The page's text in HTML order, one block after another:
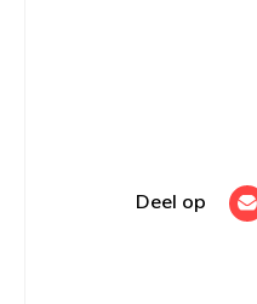
Deel op